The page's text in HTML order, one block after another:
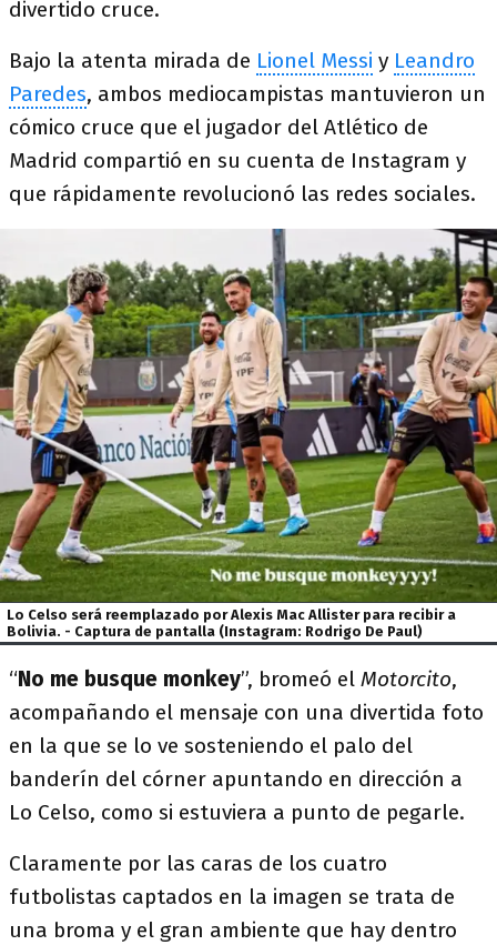
divertido cruce.
Bajo la atenta mirada de Lionel Messi y Leandro
Paredes, ambos mediocampistas mantuvieron un
cómico cruce que el jugador del Atlético de
Madrid compartió en su cuenta de Instagram y
que rápidamente revolucionó las redes sociales.
Lo Celso será reemplazado por Alexis Mac Allister para recibir a
Bolivia. - Captura de pantalla (Instagram: Rodrigo De Paul)
“No me busque monkey”, bromeó el Motorcito,
acompañando el mensaje con una divertida foto
en la que se lo ve sosteniendo el palo del
banderín del córner apuntando en dirección a
Lo Celso, como si estuviera a punto de pegarle.
Claramente por las caras de los cuatro
futbolistas captados en la imagen se trata de
una broma y el gran ambiente que hay dentro